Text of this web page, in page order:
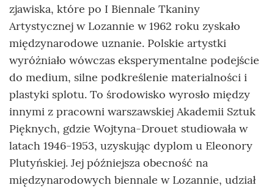
zjawiska, które po I Biennale Tkaniny
Artystycznej w Lozannie w 1962 roku zyskało
międzynarodowe uznanie. Polskie artystki
wyróżniało wówczas eksperymentalne podejście
do medium, silne podkreślenie materialności i
plastyki splotu. To środowisko wyrosło między
innymi z pracowni warszawskiej Akademii Sztuk
Pięknych, gdzie Wojtyna-Drouet studiowała w
latach 1946-1953, uzyskując dyplom u Eleonory
Plutyńskiej. Jej późniejsza obecność na
międzynarodowych biennale w Lozannie, udział